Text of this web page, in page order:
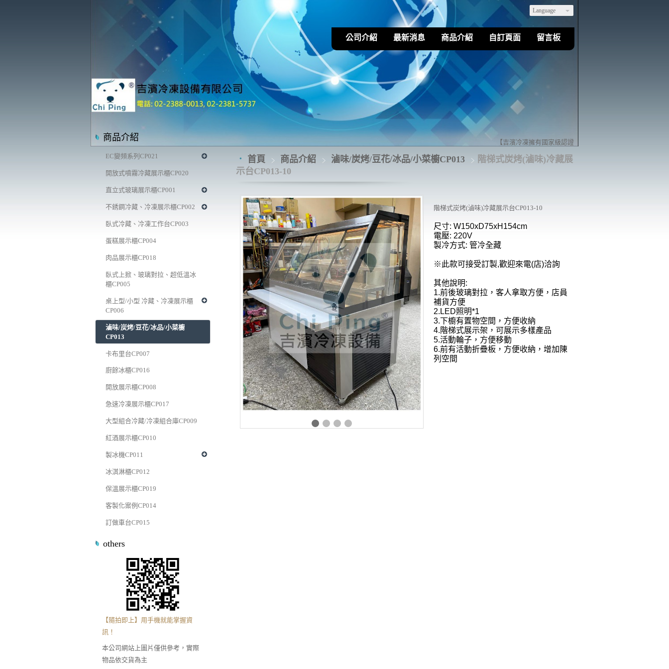
Language
公司介紹 最新消息 商品介紹 自訂頁面 留言板
商品介紹
EC變頻系列CP021
開放式噴霧冷藏展示櫃CP020
直立式玻璃展示櫃CP001
不銹鋼冷藏、冷凍展示櫃CP002
臥式冷藏、冷凍工作台CP003
蛋糕展示櫃CP004
肉品展示櫃CP018
臥式上掀、玻璃對拉、超低溫冰
櫃CP005
桌上型/小型 冷藏、冷凍展示櫃
CP006
滷味/炭烤/豆花/冰品/小菜櫥
CP013
卡布里台CP007
廚餘冰櫃CP016
開放展示櫃CP008
急速冷凍展示櫃CP017
大型組合冷藏/冷凍組合庫CP009
紅酒展示櫃CP010
製冰機CP011
冰淇淋櫃CP012
保溫展示櫃CP019
客製化案例CP014
訂做車台CP015
others
【隨拍即上】用手機就能掌握資
訊！
本公司網站上圖片僅供參考，實際
物品依交貨為主
【吉濱冷凍擁有國家級認證的乙級冷凍空調裝修技術】歡迎
首頁 商品介紹 滷味/炭烤/豆花/冰品/小菜櫥CP013
階梯式炭烤(滷味)冷藏展
示台CP013-10
階梯式炭烤(滷味)冷藏展示台CP013-10
尺寸: W150xD75xH154cm
電壓: 220V
製冷方式: 管冷全藏
※此款可接受訂製,歡迎來電(店)洽詢
其他說明:
1.前後玻璃對拉 ， 客人拿取方便 ， 店員
補貨方便
2.LED照明*1
3.下櫥有置物空間 ， 方便收納
4. 階梯式展示架 ， 可展示多樣產品
5.活動輪子， 方便移動
6.前有活動折疊板 ，方便收納，增加陳
列空間